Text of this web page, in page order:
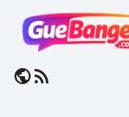
publicrss_feed